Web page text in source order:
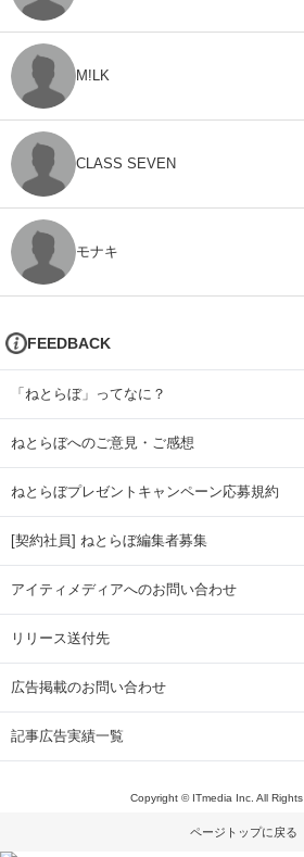
M!LK
CLASS SEVEN
モナキ
FEEDBACK
「ねとらぼ」ってなに？
ねとらぼへのご意見・ご感想
ねとらぼプレゼントキャンペーン応募規約
[契約社員] ねとらぼ編集者募集
アイティメディアへのお問い合わせ
リリース送付先
広告掲載のお問い合わせ
記事広告実績一覧
Copyright © ITmedia Inc. All Rights
ページトップに戻る